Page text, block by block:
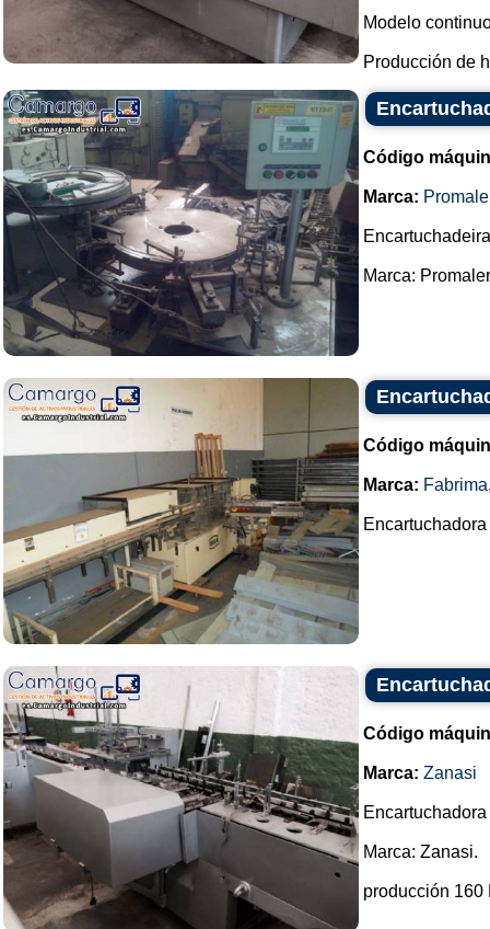
Modelo
Producción de
Código
Marca:
Marca:
Código
Marca: Fabrima
Código
Marca: Zanasi
Marca: Zanasi.
producción 160